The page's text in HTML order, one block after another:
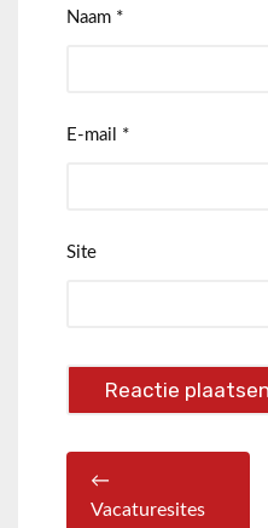
Naam *
E-mail *
Site
←
Vacaturesites